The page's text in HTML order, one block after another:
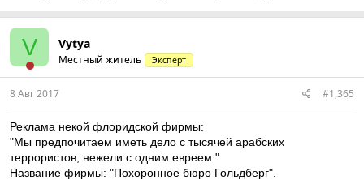
V Vytya
Местный житель Эксперт
8 Авг 2017 #1,365
Реклама некой флоридской фирмы:
"Мы предпочитаем иметь дело с тысячей арабских
террористов, нежели с одним евреем."
Название фирмы: "Похоронное бюро Гольдберг".